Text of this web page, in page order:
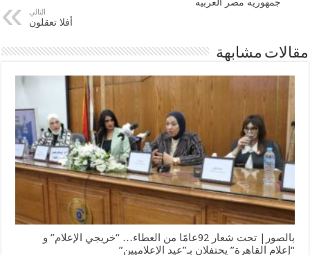
جمهوريه مصر العربيه
التالي
أفلا تعقلون
مقالات مشابهة
بالصور| تحت شعار 92عامًا من العطاء… “خريجي الإعلام” و
“إعلام القاهرة” يحتفلان بـ”عيد الإعلاميين”